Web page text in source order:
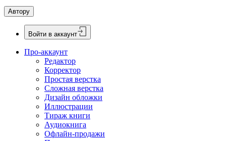
Автору
Войти в аккаунт
Про-аккаунт
Редактор
Корректор
Простая верстка
Сложная верстка
Дизайн обложки
Иллюстрации
Тираж книги
Аудиокнига
Офлайн-продажи